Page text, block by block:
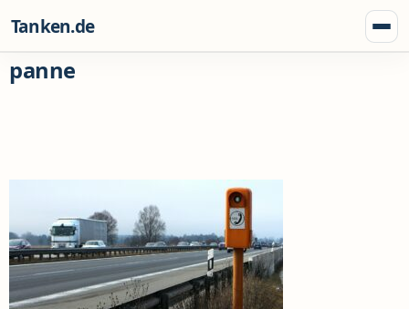
Tanken.de
panne